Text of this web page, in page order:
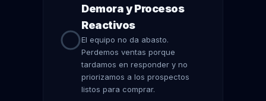
Demora y Procesos
Reactivos
El equipo no da abasto.
Perdemos ventas porque
tardamos en responder y no
priorizamos a los prospectos
listos para comprar.